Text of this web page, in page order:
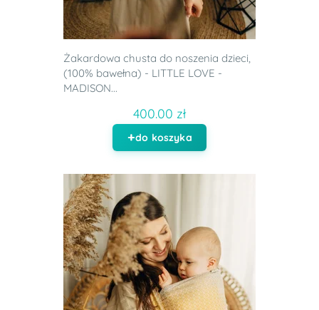
Żakardowa chusta do noszenia dzieci,
(100% bawełna) - LITTLE LOVE -
MADISON...
400.00 zł
do koszyka